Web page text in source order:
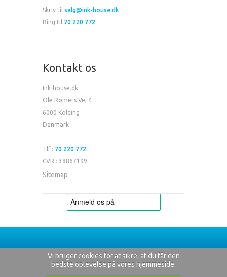
Skriv til salg@ink-house.dk
Ring til 70 220 772
Kontakt os
Ink-house.dk
Ole Rømers Vej 4
6000 Kolding
Danmark
Tlf.: 70 220 772
CVR.: 38867199
Sitemap
Vi bruger cookies for at sikre, at du får den
bedste oplevelse på vores hjemmeside.